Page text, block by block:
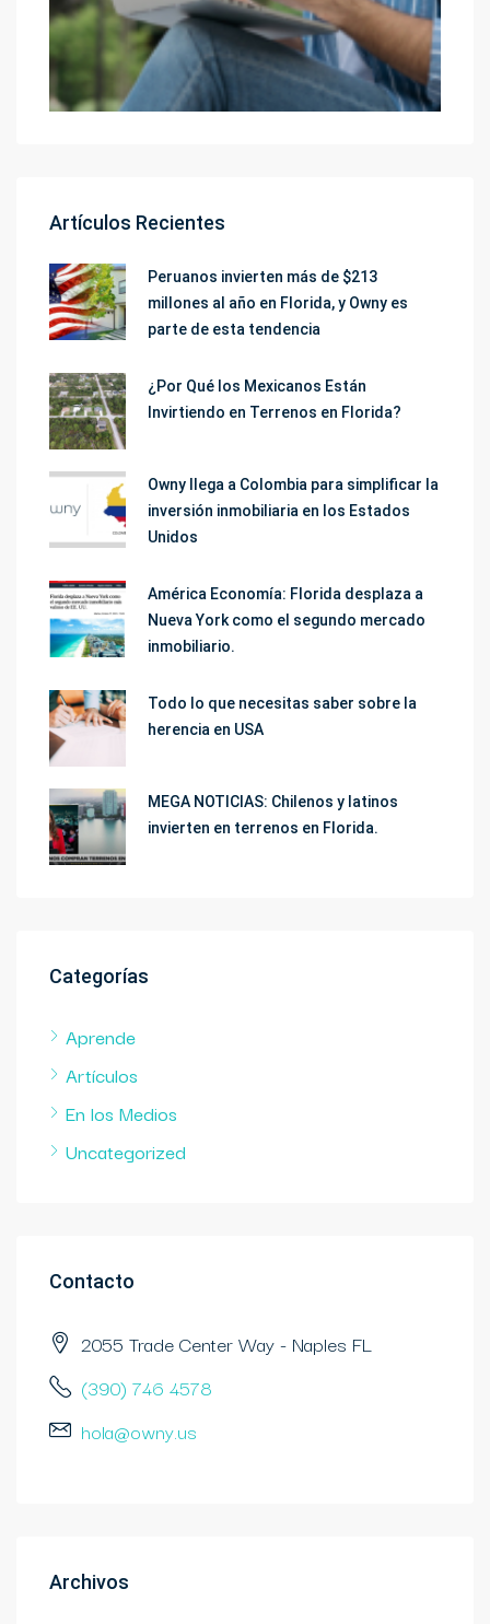
Artículos Recientes
Peruanos invierten más de $213
millones al año en Florida, y Owny es
parte de esta tendencia
¿Por Qué los Mexicanos Están
Invirtiendo en Terrenos en Florida?
Owny llega a Colombia para simplificar la
inversión inmobiliaria en los Estados
Unidos
América Economía: Florida desplaza a
Nueva York como el segundo mercado
inmobiliario.
Todo lo que necesitas saber sobre la
herencia en USA
MEGA NOTICIAS: Chilenos y latinos
invierten en terrenos en Florida.
Categorías
Aprende
Artículos
En los Medios
Uncategorized
Contacto
2055 Trade Center Way - Naples FL
(390) 746 4578
hola@owny.us
Archivos